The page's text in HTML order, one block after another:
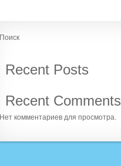
Поиск
Recent Posts
Recent Comments
Нет комментариев для просмотра.